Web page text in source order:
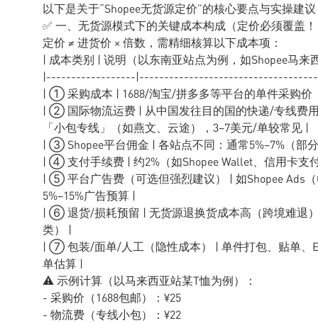
以下是关于“Shopee无货源定价”的核心要点与实操建
✅ 一、无货源模式下的关键成本构成（定价必须覆盖
定价 ≠ 进货价 × 倍数，需精细核算以下成本项：
| 成本类别 | 说明（以东南亚站点为例，如Shopee马来
|------------------
| ① 采购成本 | 1688/淘宝/拼多多等平台的单件采购价
| ② 国际物流运费 | 从中国发往目的国的快递/专线费
「小包专线」（如燕文、云途），3–7美元/单较常见 |
| ③ Shopee平台佣金 | 各站点不同：通常5%–7%（部
| ④ 支付手续费 | 约2%（如Shopee Wallet、信用卡支
| ⑤ 平台广告费（可选但强烈建议） | 如Shopee Ads
5%–15%广告预算 |
| ⑥ 退货/损耗预留 | 无货源退换货成本高（跨境难退
类） |
| ⑦ 包装/面单/人工（隐性成本） | 单件打包、贴单、
单估算 |
⚠️ 示例计算（以马来西亚站某T恤为例）：
- 采购价（1688包邮）：¥25
- 物流费（专线小包）：¥22